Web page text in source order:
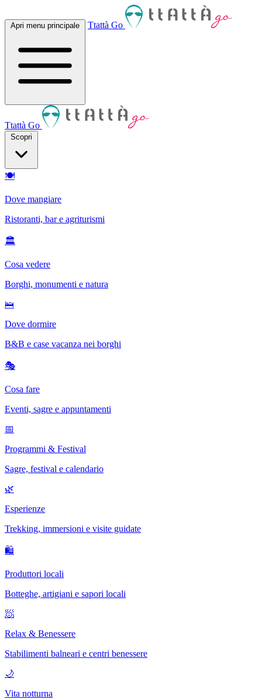
Apri menu principale Ttattà Go
Ttattà Go
Scopri
🍽
Dove mangiare
Ristoranti, bar e agriturismi
🏛
Cosa vedere
Borghi, monumenti e natura
🛌
Dove dormire
B&B e case vacanza nei borghi
🎭
Cosa fare
Eventi, sagre e appuntamenti
📅
Programmi & Festival
Sagre, festival e calendario
🌿
Esperienze
Trekking, immersioni e visite guidate
🛍
Produttori locali
Botteghe, artigiani e sapori locali
🧖
Relax & Benessere
Stabilimenti balneari e centri benessere
🌙
Vita notturna